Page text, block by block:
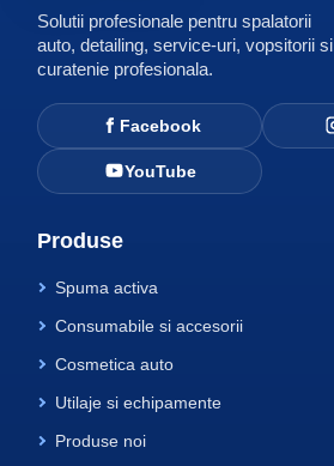
Solutii profesionale pentru spalatorii
auto, detailing, service-uri, vopsitorii si
curatenie profesionala.
Facebook
YouTube
Produse
Spuma activa
Consumabile si accesorii
Cosmetica auto
Utilaje si echipamente
Produse noi